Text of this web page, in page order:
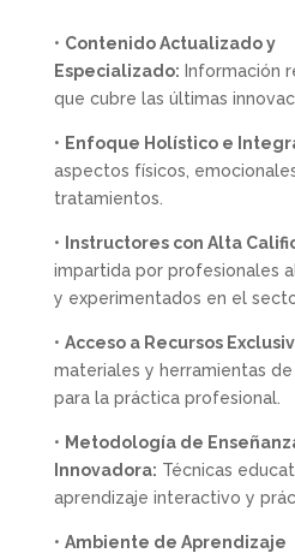
• Contenido Actualizado y
Especializado: Información
que cubre las últimas
• Enfoque Holístico e
aspectos físicos,
tratamientos.
• Instructores con Alta
impartida por profesionales
y experimentados en el
• Acceso a Recursos
materiales y herramientas
para la práctica profesional.
• Metodología de
Innovadora: Técnicas
aprendizaje interactivo y
• Ambiente de Aprendizaje